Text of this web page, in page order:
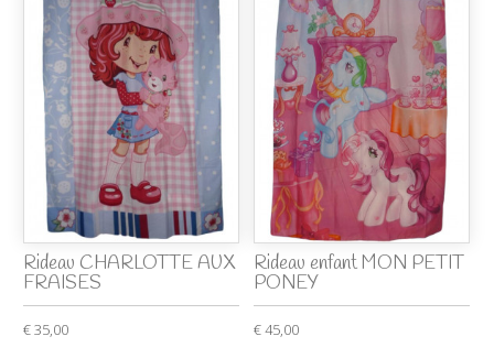
Rideau CHARLOTTE AUX
FRAISES
€ 35,00
Rideau enfant MON PETIT
PONEY
€ 45,00